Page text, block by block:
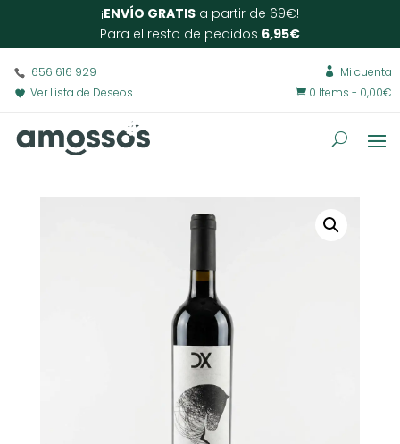
¡ENVÍO GRATIS a partir de 69€!
Para el resto de pedidos 6,95€
656 616 929
Ver Lista de Deseos
 Mi cuenta
 0 Items - 0,00€